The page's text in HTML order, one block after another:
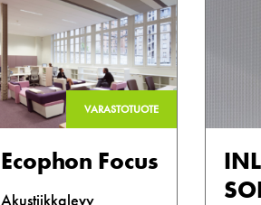
VARASTOTUOTE
Ecophon Focus
Akustiikkalevy